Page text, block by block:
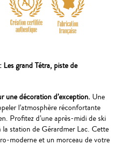
grand Tétra, piste de
une décoration d’exception. Une
l’atmosphère réconfortante
Profitez d’une après-midi de ski
station de Gérardmer Lac. Cette
moderne et un morceau de votre